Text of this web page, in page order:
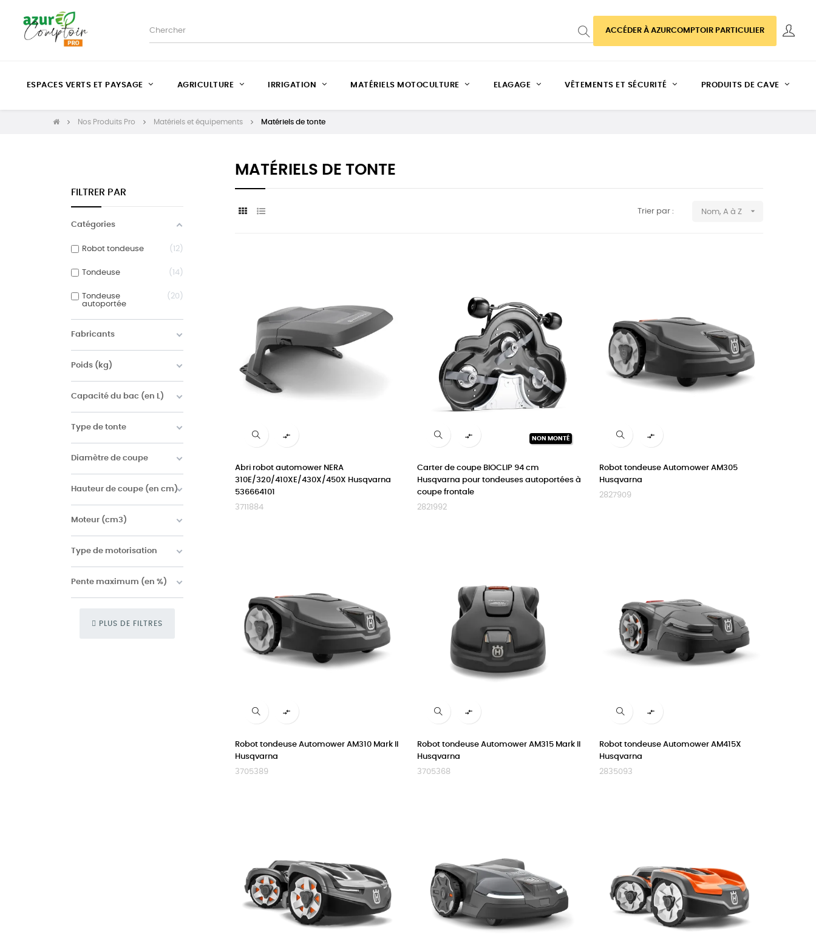
ACCÉDER À AZURCOMPTOIR PARTICULIER
ESPACES VERTS ET PAYSAGE AGRICULTURE IRRIGATION MATÉRIELS MOTOCULTURE ELAGAGE VÊTEMENTS ET SÉCURITÉ PRODUITS DE CAVE
Nos Produits Pro Matériels et équipements Matériels de tonte
FILTRER PAR
Catégories
Robot tondeuse 12
Tondeuse 14
Tondeuse
autoportée
20
Fabricants
Poids (kg)
Capacité du bac (en L)
Type de tonte
Diamètre de coupe
Hauteur de coupe (en cm)
Moteur (cm3)
Type de motorisation
Pente maximum (en %)
PLUS DE FILTRES
MATÉRIELS DE TONTE
Trier par : Nom, A à Z 

Abri robot automower NERA
310E/320/410XE/430X/450X Husqvarna
536664101
3711884
NON MONTÉ

Carter de coupe BIOCLIP 94 cm
Husqvarna pour tondeuses autoportées à
coupe frontale
2821992

Robot tondeuse Automower AM305
Husqvarna
2827909

Robot tondeuse Automower AM310 Mark II
Husqvarna
3705389

Robot tondeuse Automower AM315 Mark II
Husqvarna
3705368

Robot tondeuse Automower AM415X
Husqvarna
2835093